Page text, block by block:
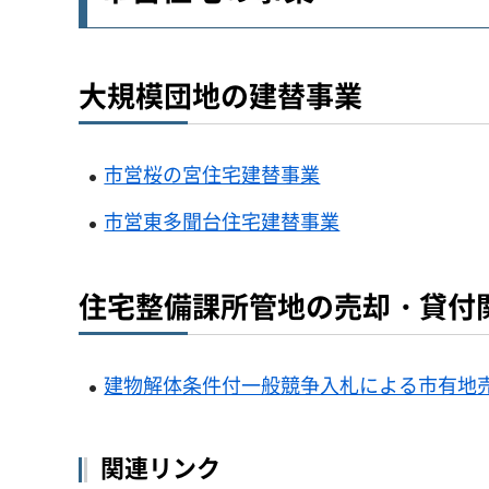
大規模団地の建替事業
市営桜の宮住宅建替事業
市営東多聞台住宅建替事業
住宅整備課所管地の売却・貸付
建物解体条件付一般競争入札による市有地
関連リンク